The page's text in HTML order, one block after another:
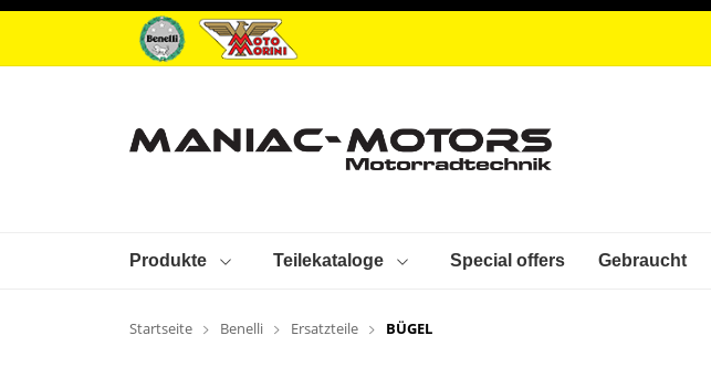
Produkte Teilekataloge Special offers Gebraucht
Startseite Benelli Ersatzteile BÜGEL